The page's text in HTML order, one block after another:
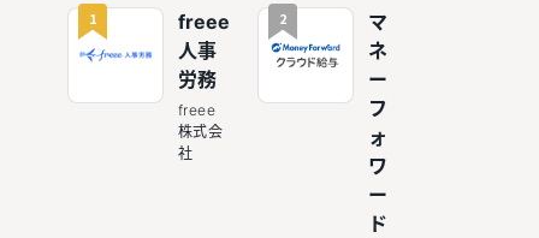
動で管理
携し効率
1
freee
人事
労務
freee
株式会
社
2
マ
ネ
ー
フ
ォ
ワ
ー
ド